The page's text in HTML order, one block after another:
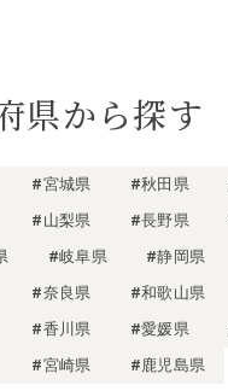
県から探す
#宮城県 #秋田県
#山梨県 #長野県
#岐阜県 #静岡県
#奈良県 #和歌山県
#香川県 #愛媛県
#宮崎県 #鹿児島県